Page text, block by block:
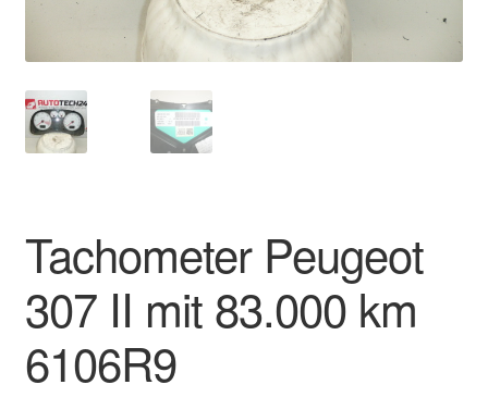
Kontakt
Mein Konto
Warenkorb
Weltweiter Versand
Zahlungen
Tachometer Peugeot
307 II mit 83.000 km
6106R9